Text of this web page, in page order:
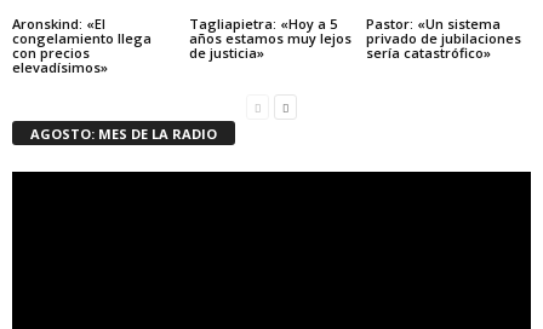
Aronskind: «El
congelamiento llega
con precios
elevadísimos»
Tagliapietra: «Hoy a 5
años estamos muy lejos
de justicia»
Pastor: «Un sistema
privado de jubilaciones
sería catastrófico»
AGOSTO: MES DE LA RADIO